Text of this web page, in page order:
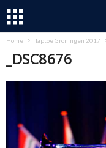
Home Taptoe Groningen 2017
_DSC8676